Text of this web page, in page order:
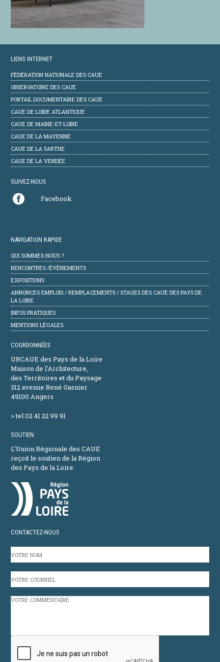
LIENS INTERNET
FÉDÉRATION NATIONALE DES CAUE
OBSERVATOIRE DES CAUE
PORTAIL DOCUMENTAIRE DES CAUE
CAUE DE LOIRE ATLANTIQUE
CAUE DE MAINE-ET-LOIRE
CAUE DE LA MAYENNE
CAUE DE LA SARTHE
CAUE DE LA VENDÉE
SUIVEZ-NOUS
Facebook
NAVIGATION RAPIDE
QUI SOMMES-NOUS ?
RENCONTRES /ÉVÈNEMENTS
EXPOSITIONS
ANNONCES EMPLOIS / REMPLACEMENTS / STAGES DES CAUE DES PAYS DE
LA LOIRE
INFOS PRATIQUES
MENTIONS LÉGALES
COORDONNÉES
URCAUE des Pays de la Loire
Maison de l'Architecture,
des Territoires et du Paysage
312 avenue René Gasnier
49100 Angers
> tel 02 41 22 99 91
SOUTIEN
L’Union Régionale des CAUE
reçoit le soutien de la Région
des Pays de la Loire.
CONTACTEZ-NOUS
NOM
COURRIEL
VOTRE
CAPTCHA